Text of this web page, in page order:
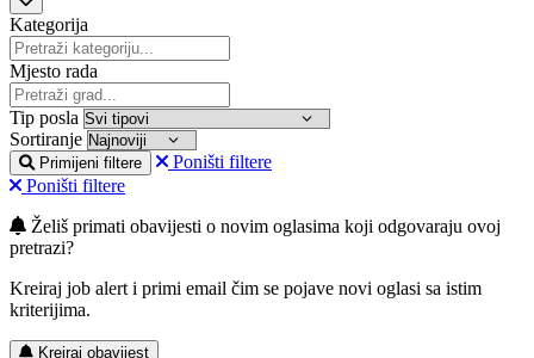
Kategorija
Mjesto rada
Tip posla
Sortiranje
Primijeni filtere
Poništi filtere
Poništi filtere
Želiš primati obavijesti o novim oglasima koji odgovaraju ovoj
pretrazi?
Kreiraj job alert i primi email čim se pojave novi oglasi sa istim
kriterijima.
Kreiraj obavijest